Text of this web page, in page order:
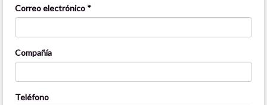
Correo electrónico *
Compañía
Teléfono